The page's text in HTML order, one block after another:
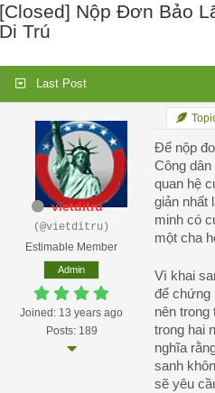
[Closed] Nộp Đơn Bảo
Di Trú
Last Post
vietditru
(@vietditru)
Estimable Member
Admin
Joined: 13 years ago
Posts: 189
Để nộp
Công
quan hệ
giản nhất
minh có
một cha
Vì khai
để chứng
nên
trong hai
nghĩa
sanh
sẽ yêu